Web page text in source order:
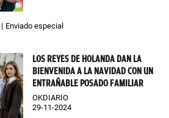
Enviado especial
LOS REYES DE HOLANDA DAN LA
BIENVENIDA A LA NAVIDAD CON UN
ENTRAÑABLE POSADO FAMILIAR
OKDIARIO
29-11-2024